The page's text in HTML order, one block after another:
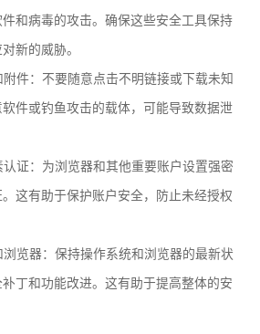
和病毒的攻击。确保这些安全工具保持
新的威胁。
件：不要随意点击不明链接或下载未知
件或钓鱼攻击的载体，可能导致数据泄
证：为浏览器和其他重要账户设置强密
这有助于保护账户安全，防止未经授权
览器：保持操作系统和浏览器的最新状
丁和功能改进。这有助于提高整体的安